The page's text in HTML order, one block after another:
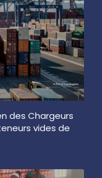
des Chargeurs
vides de